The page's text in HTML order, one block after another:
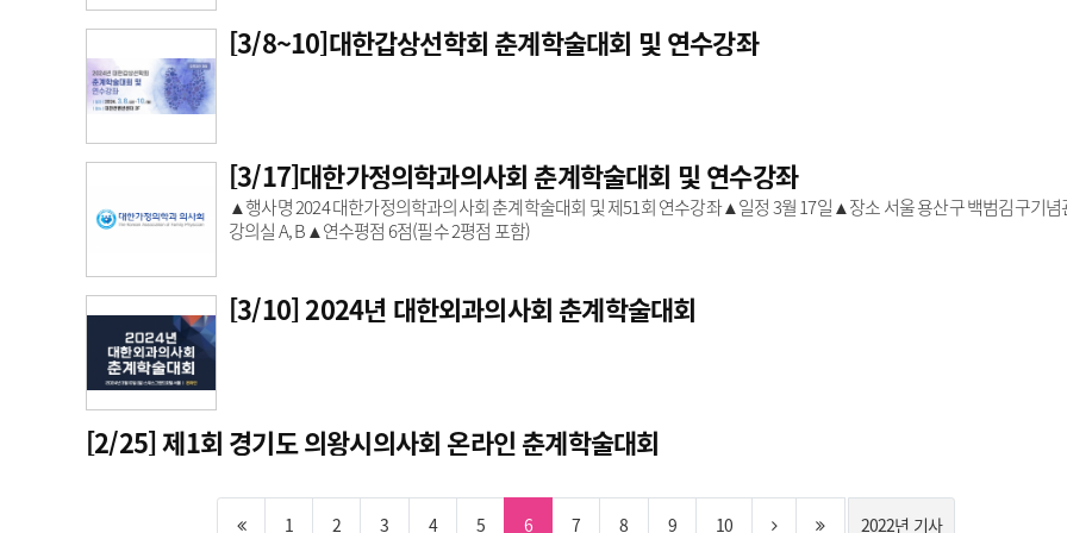
[3/8~10]대한갑상선학회 춘계학술대회 및 연수강좌
[3/17]대한가정의학과의사회 춘계학술대회 및 연수강좌
▲행사명 2024 대한가정의학과의사회 춘계학술대회 및 제51회 연수강좌▲일정 3월 17일▲장소 서울 용산구 백범김구기념
강의실 A, B▲연수평점 6점(필수 2평점 포함)
[3/10] 2024년 대한외과의사회 춘계학술대회
[2/25] 제1회 경기도 의왕시의사회 온라인 춘계학술대회
1 2 3 4 5 6 7 8 9 10 2022년 기사